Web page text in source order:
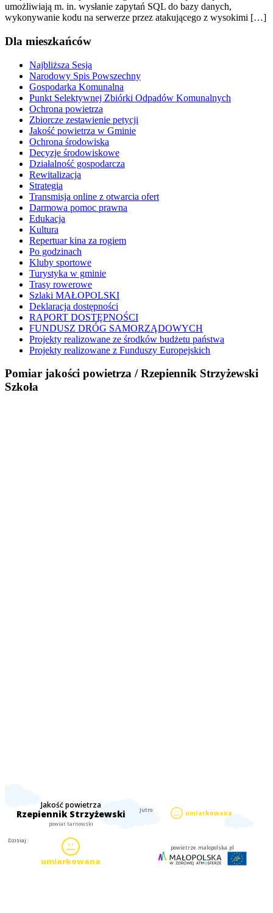
umożliwiają m. in. wysłanie zapytań SQL do bazy danych,
wykonywanie kodu na serwerze przez atakującego z wysokimi […]
Dla mieszkańców
Najbliższa Sesja
Narodowy Spis Powszechny
Gospodarka Komunalna
Punkt Selektywnej Zbiórki Odpadów Komunalnych
Ochrona powietrza
Zbiorcze zestawienie petycji
Jakość powietrza w Gminie
Ochrona środowiska
Decyzje środowiskowe
Działalność gospodarcza
Rewitalizacja
Strategia
Transmisja online z otwarcia ofert
Darmowa pomoc prawna
Edukacja
Kultura
Repertuar kina za rogiem
Po godzinach
Kluby sportowe
Turystyka w gminie
Trasy rowerowe
Szlaki MAŁOPOLSKI
Deklaracja dostępności
RAPORT DOSTĘPNOŚCI
FUNDUSZ DRÓG SAMORZĄDOWYCH
Projekty realizowane ze środków budżetu państwa
Projekty realizowane z Funduszy Europejskich
Pomiar jakości powietrza / Rzepiennik Strzyżewski
Szkoła